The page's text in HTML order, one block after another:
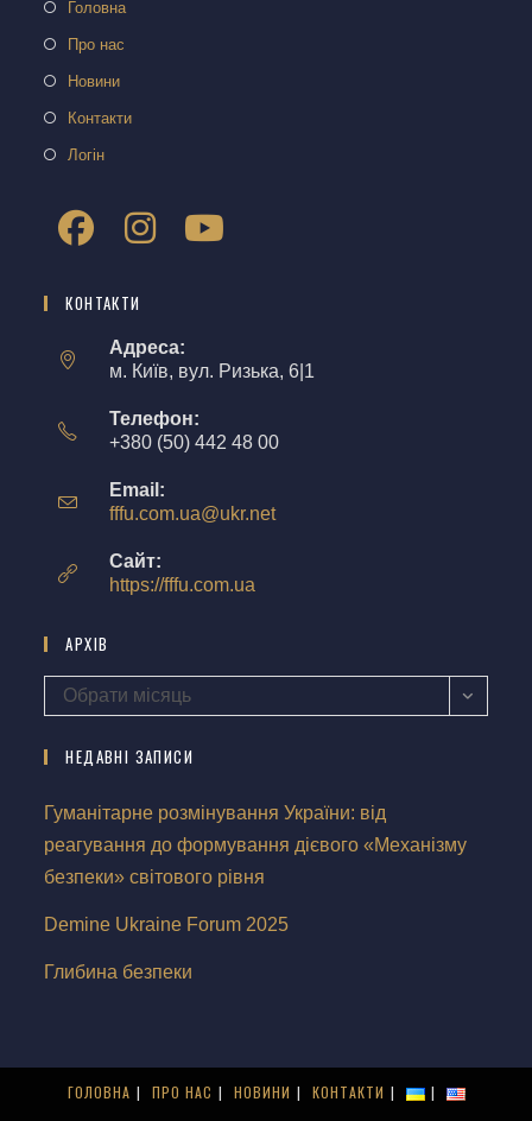
Головна
Про нас
Новини
Контакти
Логін
КОНТАКТИ
Адреса:
м. Київ, вул. Ризька, 6|1
Телефон:
+380 (50) 442 48 00
Email:
fffu.com.ua@ukr.net
Сайт:
https://fffu.com.ua
АРХІВ
Обрати місяць
НЕДАВНІ ЗАПИСИ
Гуманітарне розмінування України: від
реагування до формування дієвого «Механізму
безпеки» світового рівня
Demine Ukraine Forum 2025
Глибина безпеки
ГОЛОВНА ПРО НАС НОВИНИ КОНТАКТИ